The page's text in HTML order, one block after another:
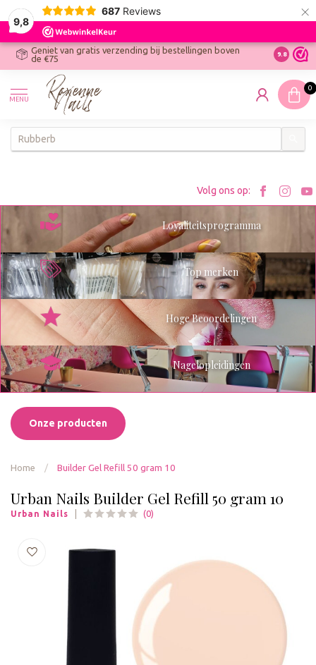
9,8
687 Reviews ×
Geniet van gratis verzending bij bestellingen boven
de €75
Ontdek
9.8
MENU
0
Volg ons op:
Bezoek
Loyaliteitsprogramma
Top merken
Hoge Beoordelingen
Nagelopleidingen
Onze producten
Home / Builder Gel Refill 50 gram 10
Urban Nails Builder Gel Refill 50 gram 10
Urban Nails (0)